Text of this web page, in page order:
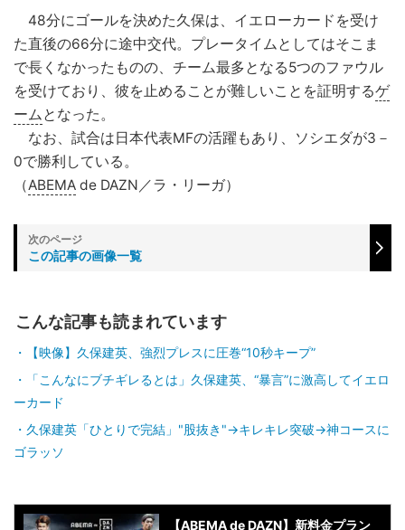
48分にゴールを決めた久保は、イエローカードを受け
た直後の66分に途中交代。プレータイムとしてはそこま
で長くなかったものの、チーム最多となる5つのファウル
を受けており、彼を止めることが難しいことを証明するゲ
ームとなった。
なお、試合は日本代表MFの活躍もあり、ソシエダが3－
0で勝利している。
（ABEMA de DAZN／ラ・リーガ）
この記事の画像一覧
こんな記事も読まれています
【映像】久保建英、強烈プレスに圧巻“10秒キープ”
「こんなにブチギレるとは」久保建英、“暴言”に激高してイエロ
ーカード
久保建英「ひとりで完結」"股抜き"→キレキレ突破→神コースに
ゴラッソ
【ABEMA de DAZN】新料金プラン